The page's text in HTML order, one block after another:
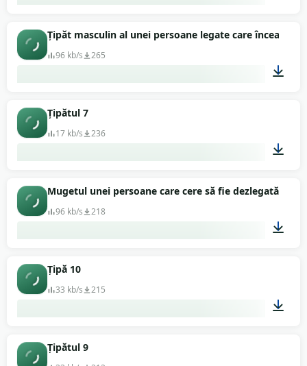
00:02
Țipăt masculin al unei persoane legate care încearcă
96 kb/s 265
Țipătul 7
17 kb/s 236
00:01
Mugetul unei persoane care cere să fie dezlegată
96 kb/s 218
Țipă 10
33 kb/s 215
Țipătul 9